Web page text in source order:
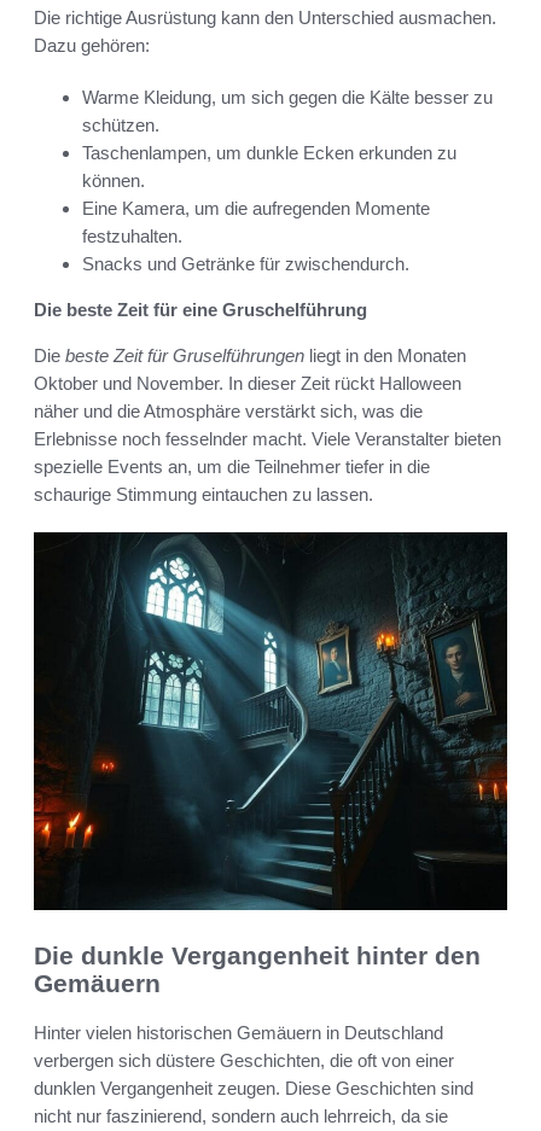
Die richtige Ausrüstung kann den Unterschied ausmachen.
Dazu gehören:
Warme Kleidung, um sich gegen die Kälte besser zu
schützen.
Taschenlampen, um dunkle Ecken erkunden zu
können.
Eine Kamera, um die aufregenden Momente
festzuhalten.
Snacks und Getränke für zwischendurch.
Die beste Zeit für eine Gruschelführung
Die beste Zeit für Gruselführungen liegt in den Monaten
Oktober und November. In dieser Zeit rückt Halloween
näher und die Atmosphäre verstärkt sich, was die
Erlebnisse noch fesselnder macht. Viele Veranstalter bieten
spezielle Events an, um die Teilnehmer tiefer in die
schaurige Stimmung eintauchen zu lassen.
Die dunkle Vergangenheit hinter den
Gemäuern
Hinter vielen historischen Gemäuern in Deutschland
verbergen sich düstere Geschichten, die oft von einer
dunklen Vergangenheit zeugen. Diese Geschichten sind
nicht nur faszinierend, sondern auch lehrreich, da sie